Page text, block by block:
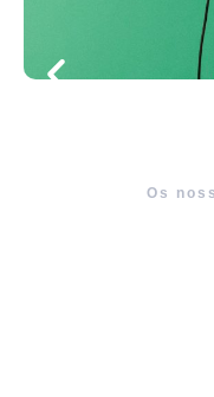
Os